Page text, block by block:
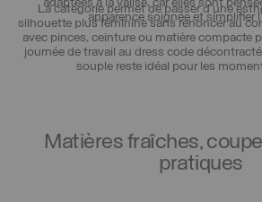
adaptées à la valise, car elles sont
apparence soignée et simplifier
La catégorie permet de passer d’une
silhouette plus féminine sans renoncer au
avec pinces, ceinture ou matière compacte
journée de travail au dress code
souple reste idéal pour les
Matières fraîches,
pratiques